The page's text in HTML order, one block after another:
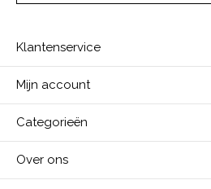
Klantenservice
Mijn account
Categorieën
Over ons